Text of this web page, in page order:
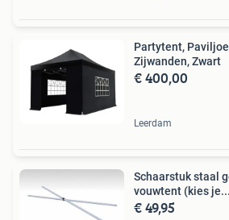
Partytent,
Zijwanden, Zwart
€ 400,00
Leerdam
Schaarstuk staal
vouwtent (kies je...
€ 49,95